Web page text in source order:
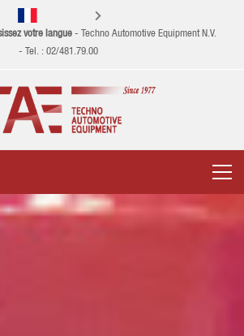
Nederlands
votre langue- Techno Automotive Equipment N.V.
- Tel. : 02/481.79.00